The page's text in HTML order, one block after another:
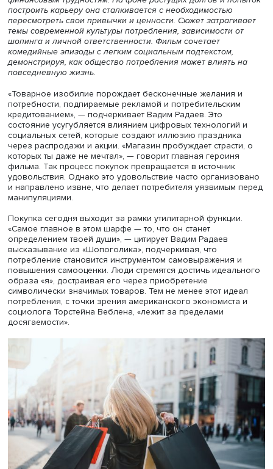
Дискуссия была организованаЛабораторией
социологических исследованийНИУ ВШЭ по
фильма Пола Джона Хогана «Шопоголик» (англ.
a Shopaholic”). Это романтическая комедия, основанная
одноименной книге Софи Кинселлы. Фильм
Ребекке Блумвуд, молодой журналистке с
страстью к покупкам, которая приводит ее к серьезным
финансовым трудностям. На фоне растущих долгов и
построить карьеру она сталкивается с необходимостью
пересмотреть свои привычки и ценности. Сюжет
темы современной культуры потребления, зависимости
шопинга и личной ответственности. Фильм сочетает
комедийные эпизоды с легким социальным подтекстом,
демонстрируя, как общество потребления может влиять
повседневную жизнь.
«Товарное изобилие порождает бесконечные желания
кредитованием», — подчеркивает Вадим Радаев. Это
состояние усугубляется влиянием цифровых
социальных сетей, которые создают иллюзию
через распродажи и акции. «Магазин пробуждает
которых ты даже не мечтал», — говорит главная
фильма. Так процесс покупок превращается в источник
удовольствия. Однако это удовольствие часто
и направлено извне, что делает потребителя
манипуляциями.
Покупка сегодня выходит за рамки утилитарной
«Самое главное в этом шарфе — то, что он станет
определением твоей души», — цитирует Вадим Радаев
высказывание из «Шопоголика», подчеркивая, что
потребление становится инструментом самовыражения
повышения самооценки. Люди стремятся достичь
образа «я», достраивая его через приобретение
символически значимых товаров. Тем не менее этот
потребления, с точки зрения американского
социолога Торстейна Веблена, «лежит за пределами
досягаемости».